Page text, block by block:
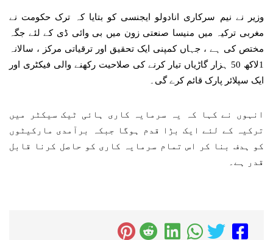
وزیر نے نیم سرکاری انادولو ایجنسی کو بتایا کہ ترک حکومت نے
مغربی ترکیہ میں منیسا صنعتی زون میں بی وائی ڈی کے لئے جگہ
مختص کی ہے ، جہاں کمپنی ایک تحقیق اور ترقیاتی مرکز ، سالانہ
1لاکھ 50 ہزار گاڑیاں تیار کرنے کی صلاحیت رکھنے والی فیکٹری اور
ایک سپلائر پارک قائم کرے گی۔
انہوں نے کہا کہ یہ سرمایہ کاری ہائی ٹیک سیکٹر میں
ترکیہ کے لئے ایک بڑا قدم ہوگا جبکہ برآمدی مارکیٹوں
کو ہدف بنا کر اس تمام سرمایہ کاری کو حاصل کرنا قابل
قدر ہے۔